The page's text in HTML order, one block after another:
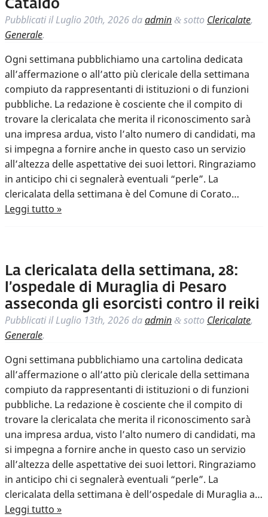
Cataldo
Pubblicati ilLuglio 20th, 2026 daadmin & sotto Clericalate,
Generale.
Ogni settimana pubblichiamo una cartolina dedicata
all’affermazione o all’atto più clericale della settimana
compiuto da rappresentanti di istituzioni o di funzioni
pubbliche. La redazione è cosciente che il compito di
trovare la clericalata che merita il riconoscimento sarà
una impresa ardua, visto l’alto numero di candidati, ma
si impegna a fornire anche in questo caso un servizio
all’altezza delle aspettative dei suoi lettori. Ringraziamo
in anticipo chi ci segnalerà eventuali “perle”. La
clericalata della settimana è del Comune di Corato…
Leggi tutto »
La clericalata della settimana, 28:
l’ospedale di Muraglia di Pesaro
asseconda gli esorcisti contro il reiki
Pubblicati ilLuglio 13th, 2026 daadmin & sotto Clericalate,
Generale.
Ogni settimana pubblichiamo una cartolina dedicata
all’affermazione o all’atto più clericale della settimana
compiuto da rappresentanti di istituzioni o di funzioni
pubbliche. La redazione è cosciente che il compito di
trovare la clericalata che merita il riconoscimento sarà
una impresa ardua, visto l’alto numero di candidati, ma
si impegna a fornire anche in questo caso un servizio
all’altezza delle aspettative dei suoi lettori. Ringraziamo
in anticipo chi ci segnalerà eventuali “perle”. La
clericalata della settimana è dell’ospedale di Muraglia a…
Leggi tutto »